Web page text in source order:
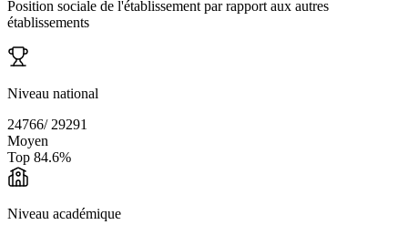
Position sociale de l'établissement par rapport aux autres
établissements
Niveau national
24766/ 29291
Moyen
Top 84.6%
Niveau académique